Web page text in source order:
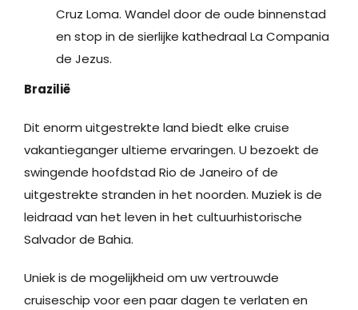
Cruz Loma. Wandel door de oude binnenstad
en stop in de sierlijke kathedraal La Compania
de Jezus.
Brazilië
Dit enorm uitgestrekte land biedt elke cruise
vakantieganger ultieme ervaringen. U bezoekt de
swingende hoofdstad Rio de Janeiro of de
uitgestrekte stranden in het noorden. Muziek is de
leidraad van het leven in het cultuurhistorische
Salvador de Bahia.
Uniek is de mogelijkheid om uw vertrouwde
cruiseschip voor een paar dagen te verlaten en